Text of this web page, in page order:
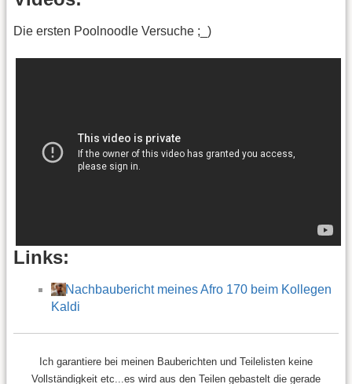
Die ersten Poolnoodle Versuche ;_)
Links:
Nachbaubericht meines Afro 170 beim Kollegen
Kaldi
Ich garantiere bei meinen Bauberichten und Teilelisten keine
Vollständigkeit etc...es wird aus den Teilen gebastelt die gerade